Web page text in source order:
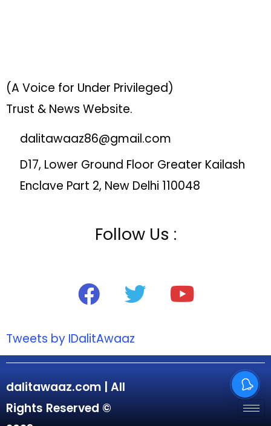
(A Voice for Under Privileged)
Trust & News Website.
dalitawaaz86@gmail.com
D17, Lower Ground Floor Greater Kailash
Enclave Part 2, New Delhi 110048
Follow Us :
Tweets by IDalitAwaaz
dalitawaaz.com | All
Rights Reserved ©